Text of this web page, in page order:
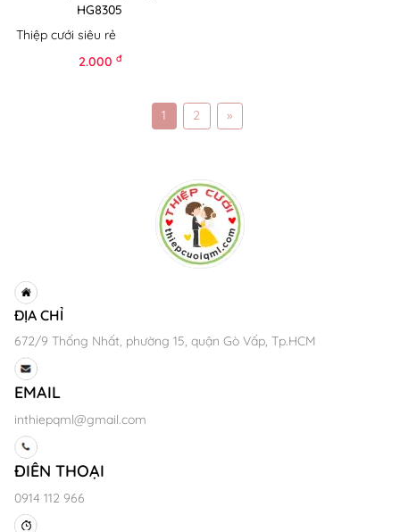
HG8305
Thiệp cưới siêu rẻ
2.000 đ
1 2 »
ĐỊA CHỈ
672/9 Thống Nhất, phường 15, quận Gò Vấp, Tp.HCM
EMAIL
inthiepqml@gmail.com
ĐIÊN THOẠI
0914 112 966